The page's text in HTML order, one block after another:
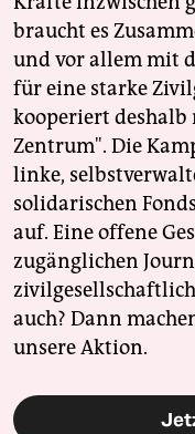
braucht es
und vor allem mit
für eine starke
kooperiert
Zentrum". Die
linke,
solidarischen
auf. Eine offene
zugänglichen
auch? Dann
unsere Aktion.